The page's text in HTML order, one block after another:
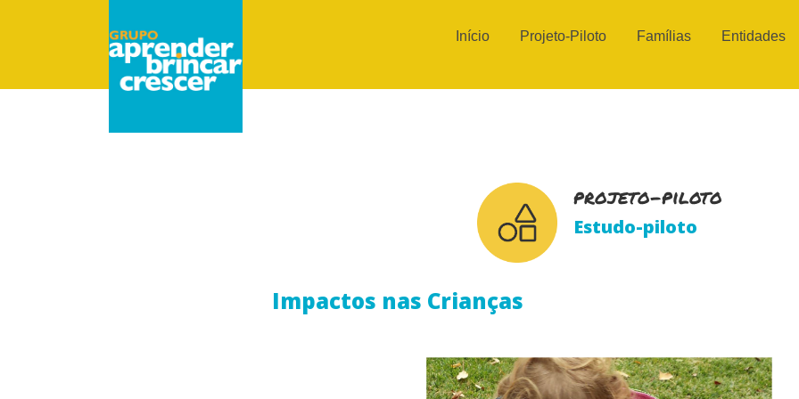
MainInício Projeto-Piloto Famílias Entidades
projeto-piloto
Estudo-piloto
Impactos nas Crianças